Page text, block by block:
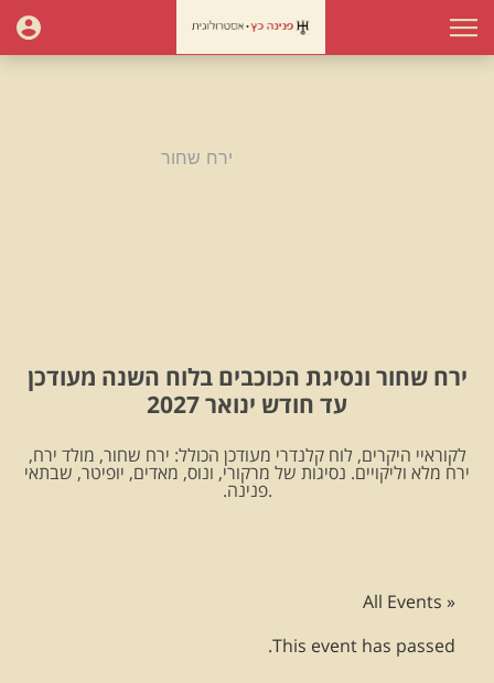
ירח שחור
ירח שחור ונסיגת הכוכבים בלוח השנה מעודכן
עד חודש ינואר 2027
לקוראיי היקרים, לוח קלנדרי מעודכן הכולל: ירח שחור, מולד ירח,
ירח מלא וליקויים. נסיגות של מרקורי, ונוס, מאדים, יופיטר, שבתאי
.פנינה.
« All Events
This event has passed.